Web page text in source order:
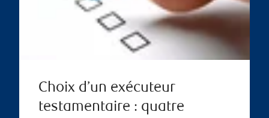
Choix d’un exécuteur
testamentaire : quatre